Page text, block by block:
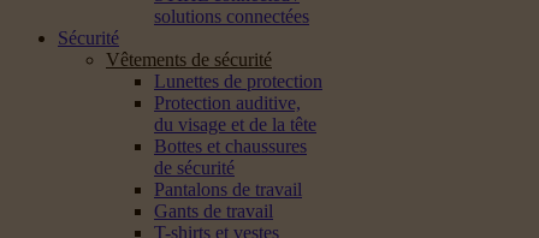
solutions connectées
Sécurité
Vêtements de sécurité
Lunettes de protection
Protection auditive,
du visage et de la tête
Bottes et chaussures
de sécurité
Pantalons de travail
Gants de travail
T-shirts et vestes